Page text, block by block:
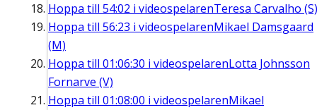
Hoppa till 54:02 i videospelarenTeresa Carvalho (S)
Hoppa till 56:23 i videospelarenMikael Damsgaard
(M)
Hoppa till 01:06:30 i videospelarenLotta Johnsson
Fornarve (V)
Hoppa till 01:08:00 i videospelarenMikael